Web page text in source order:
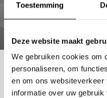
Toestemming
Deze website maakt
We gebruiken cookies om
personaliseren, om
en om ons
informatie over uw
Audi e-tron
55 quattro Advanced 95 kWh